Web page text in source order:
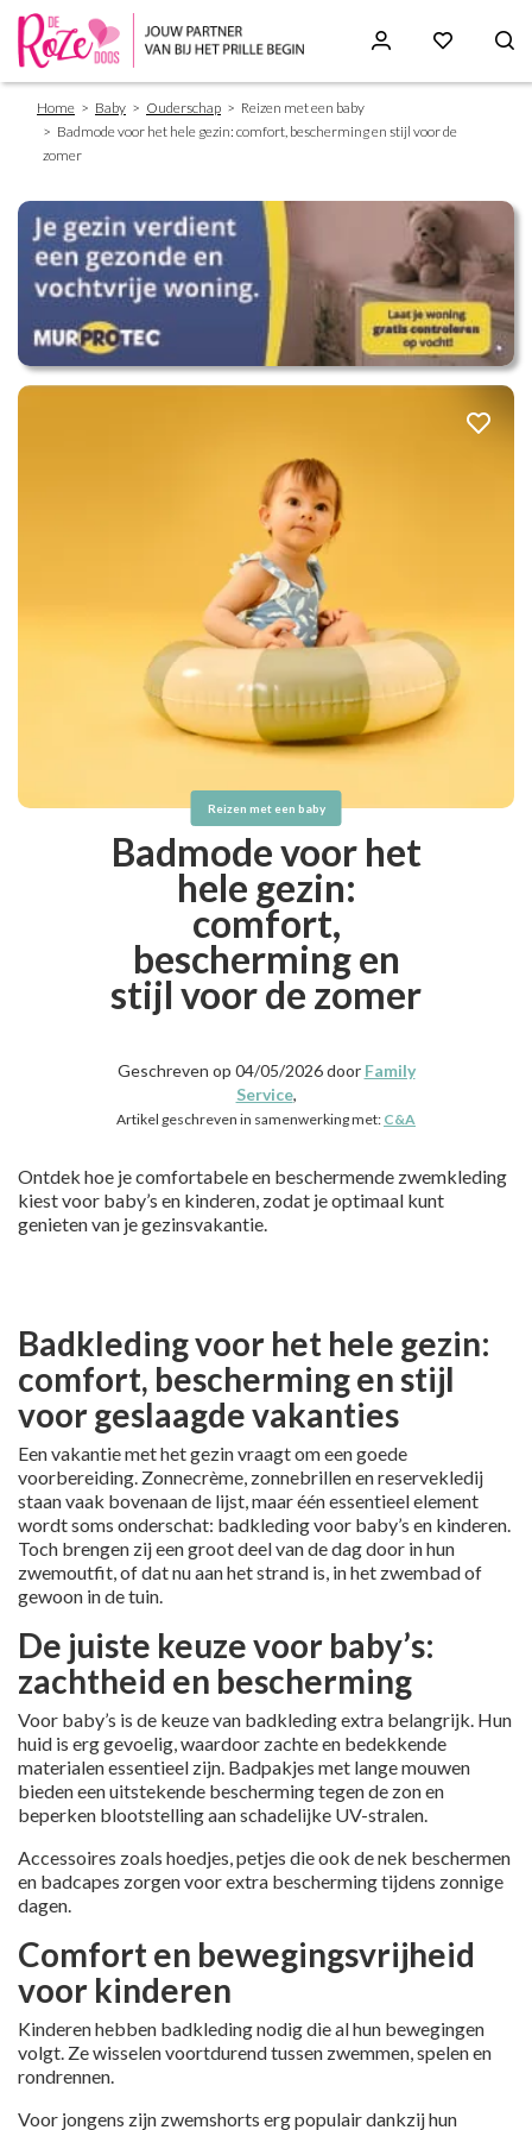
Breadcrumb
Home Baby Ouderschap
Reizen met een baby
Badmode voor het hele gezin: comfort, bescherming en stijl voor de
zomer
Reizen met een baby
Badmode voor het
hele gezin:
comfort,
bescherming en
stijl voor de zomer
Geschreven op 04/05/2026 door Family
Service,
Artikel geschreven in samenwerking met: C&A
Ontdek hoe je comfortabele en beschermende zwemkleding
kiest voor baby’s en kinderen, zodat je optimaal kunt
genieten van je gezinsvakantie.
Badkleding voor het hele gezin:
comfort, bescherming en stijl
voor geslaagde vakanties
Een vakantie met het gezin vraagt om een goede
voorbereiding. Zonnecrème, zonnebrillen en reservekledij
staan vaak bovenaan de lijst, maar één essentieel element
wordt soms onderschat: badkleding voor baby’s en kinderen.
Toch brengen zij een groot deel van de dag door in hun
zwemoutfit, of dat nu aan het strand is, in het zwembad of
gewoon in de tuin.
De juiste keuze voor baby’s:
zachtheid en bescherming
Voor baby’s is de keuze van badkleding extra belangrijk. Hun
huid is erg gevoelig, waardoor zachte en bedekkende
materialen essentieel zijn. Badpakjes met lange mouwen
bieden een uitstekende bescherming tegen de zon en
beperken blootstelling aan schadelijke UV-stralen.
Accessoires zoals hoedjes, petjes die ook de nek beschermen
en badcapes zorgen voor extra bescherming tijdens zonnige
dagen.
Comfort en bewegingsvrijheid
voor kinderen
Kinderen hebben badkleding nodig die al hun bewegingen
volgt. Ze wisselen voortdurend tussen zwemmen, spelen en
rondrennen.
Voor jongens zijn zwemshorts erg populair dankzij hun